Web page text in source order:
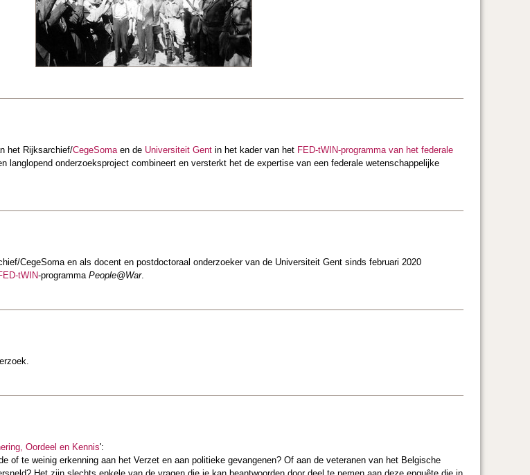
het Rijksarchief/CegeSoma en de Universiteit Gent in het kader van het FED-tWIN-programma van het federale
langlopend onderzoeksproject combineert en versterkt het de expertise van een federale wetenschappelijke
CegeSoma en als docent en postdoctoraal onderzoeker van de Universiteit Gent sinds februari 2020
tWIN-programma People@War.
Oordeel en Kennis':
of te weinig erkenning aan het Verzet en aan politieke gevangenen? Of aan de veteranen van het Belgische